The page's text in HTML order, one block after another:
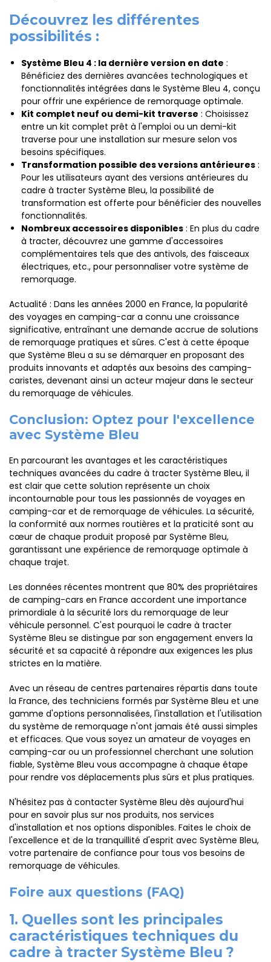
Découvrez les différentes
possibilités :
Système Bleu 4 : la dernière version en date :
Bénéficiez des dernières avancées technologiques et
fonctionnalités intégrées dans le Système Bleu 4, conçu
pour offrir une expérience de remorquage optimale.
Kit complet neuf ou demi-kit traverse : Choisissez
entre un kit complet prêt à l'emploi ou un demi-kit
traverse pour une installation sur mesure selon vos
besoins spécifiques.
Transformation possible des versions antérieures :
Pour les utilisateurs ayant des versions antérieures du
cadre à tracter Système Bleu, la possibilité de
transformation est offerte pour bénéficier des nouvelles
fonctionnalités.
Nombreux accessoires disponibles : En plus du cadre
à tracter, découvrez une gamme d'accessoires
complémentaires tels que des antivols, des faisceaux
électriques, etc., pour personnaliser votre système de
remorquage.
Actualité : Dans les années 2000 en France, la popularité
des voyages en camping-car a connu une croissance
significative, entraînant une demande accrue de solutions
de remorquage pratiques et sûres. C'est à cette époque
que Système Bleu a su se démarquer en proposant des
produits innovants et adaptés aux besoins des camping-
caristes, devenant ainsi un acteur majeur dans le secteur
du remorquage de véhicules.
Conclusion: Optez pour l'excellence
avec Système Bleu
En parcourant les avantages et les caractéristiques
techniques avancées du cadre à tracter Système Bleu, il
est clair que cette solution représente un choix
incontournable pour tous les passionnés de voyages en
camping-car et de remorquage de véhicules. La sécurité,
la conformité aux normes routières et la praticité sont au
cœur de chaque produit proposé par Système Bleu,
garantissant une expérience de remorquage optimale à
chaque trajet.
Les données récentes montrent que 80% des propriétaires
de camping-cars en France accordent une importance
primordiale à la sécurité lors du remorquage de leur
véhicule personnel. C'est pourquoi le cadre à tracter
Système Bleu se distingue par son engagement envers la
sécurité et sa capacité à répondre aux exigences les plus
strictes en la matière.
Avec un réseau de centres partenaires répartis dans toute
la France, des techniciens formés par Système Bleu et une
gamme d'options personnalisées, l'installation et l'utilisation
du système de remorquage n'ont jamais été aussi simples
et efficaces. Que vous soyez un amateur de voyages en
camping-car ou un professionnel cherchant une solution
fiable, Système Bleu vous accompagne à chaque étape
pour rendre vos déplacements plus sûrs et plus pratiques.
N'hésitez pas à contacter Système Bleu dès aujourd'hui
pour en savoir plus sur nos produits, nos services
d'installation et nos options disponibles. Faites le choix de
l'excellence et de la tranquillité d'esprit avec Système Bleu,
votre partenaire de confiance pour tous vos besoins de
remorquage de véhicules.
Foire aux questions (FAQ)
1. Quelles sont les principales
caractéristiques techniques du
cadre à tracter Système Bleu ?